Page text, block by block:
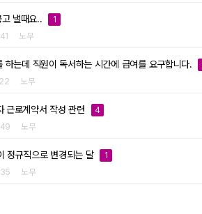
낼때요.. 1
41 노무
하는데 직원이 독서하는 시간에 급여를 요구합니다.
노무
근로계약서 작성 관련 4
49 노무
정규직으로 변경되는 달 1
35 노무